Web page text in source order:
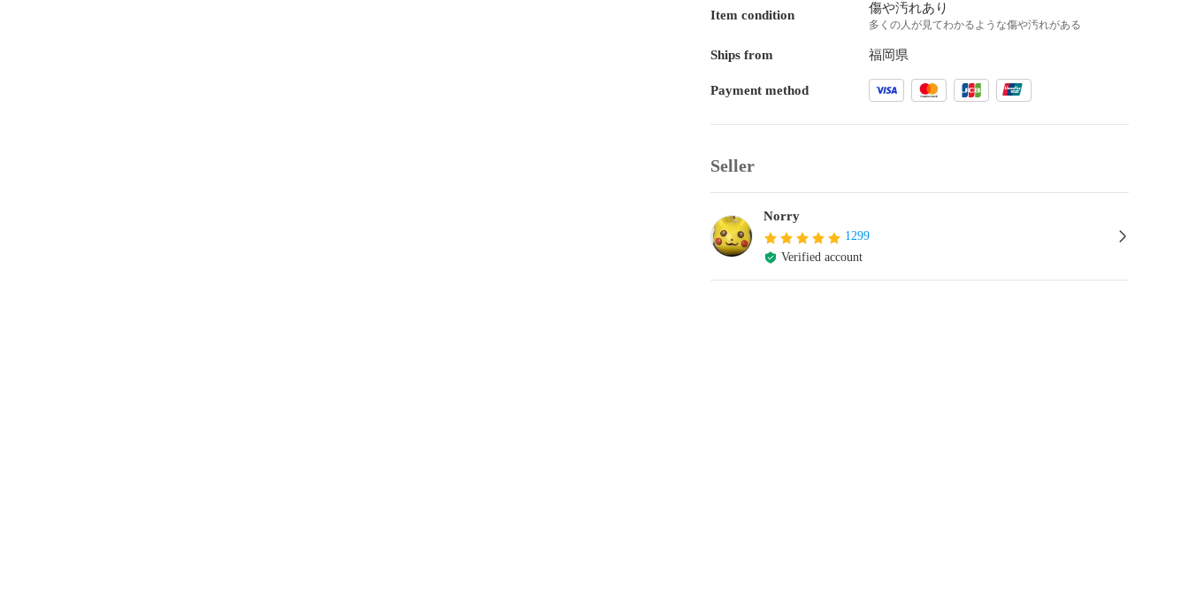
Item condition 傷や汚れあり
多くの人が見てわかるような傷や汚れがある
Ships from 福岡県
Payment method
Seller
Norry
1299
Verified account